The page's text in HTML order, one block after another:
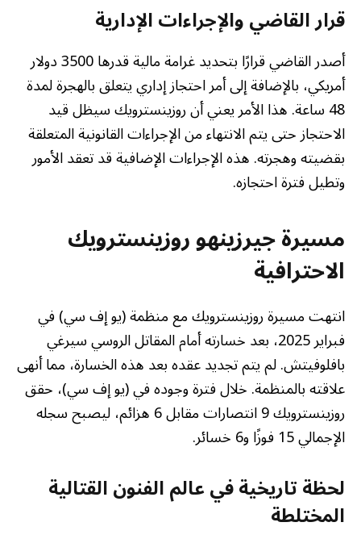
قرار القاضي والإجراءات الإدارية
أصدر القاضي قرارًا بتحديد غرامة مالية قدرها 3500 دولار
أمريكي، بالإضافة إلى أمر احتجاز إداري يتعلق بالهجرة لمدة
48 ساعة. هذا الأمر يعني أن روزينسترويك سيظل قيد
الاحتجاز حتى يتم الانتهاء من الإجراءات القانونية المتعلقة
بقضيته وهجرته. هذه الإجراءات الإضافية قد تعقد الأمور
وتطيل فترة احتجازه.
مسيرة جيرزينهو روزينسترويك
الاحترافية
انتهت مسيرة روزينسترويك مع منظمة (يو إف سي) في
فبراير 2025، بعد خسارته أمام المقاتل الروسي سيرغي
بافلوفيتش. لم يتم تجديد عقده بعد هذه الخسارة، مما أنهى
علاقته بالمنظمة. خلال فترة وجوده في (يو إف سي)، حقق
روزينسترويك 9 انتصارات مقابل 6 هزائم، ليصبح سجله
الإجمالي 15 فوزًا و6 خسائر.
لحظة تاريخية في عالم الفنون القتالية
المختلطة